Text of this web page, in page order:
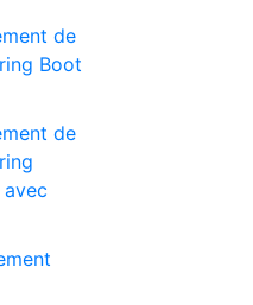
de
Boot
de